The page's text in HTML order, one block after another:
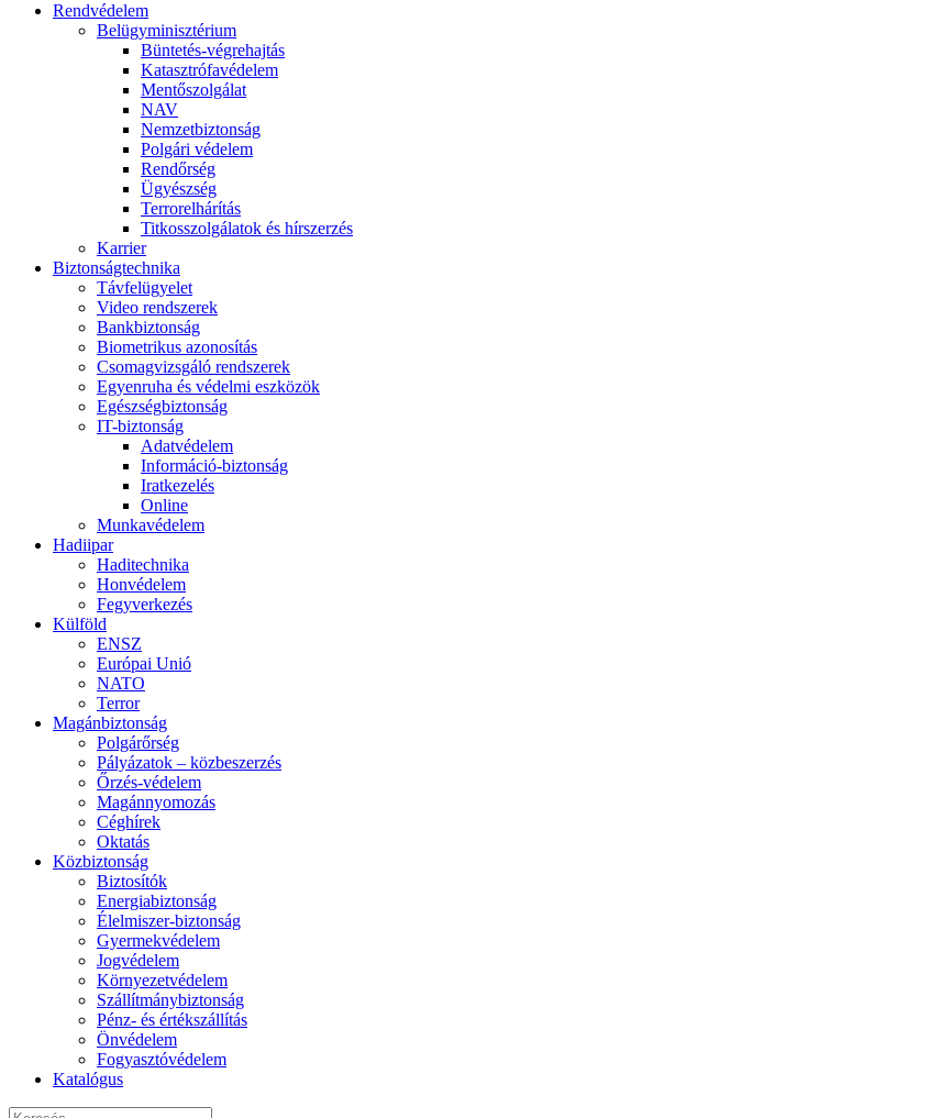
Rendvédelem
Belügyminisztérium
Büntetés-végrehajtás
Katasztrófavédelem
Mentőszolgálat
NAV
Nemzetbiztonság
Polgári védelem
Rendőrség
Ügyészség
Terrorelhárítás
Titkosszolgálatok és hírszerzés
Karrier
Biztonságtechnika
Távfelügyelet
Video rendszerek
Bankbiztonság
Biometrikus azonosítás
Csomagvizsgáló rendszerek
Egyenruha és védelmi eszközök
Egészségbiztonság
IT-biztonság
Adatvédelem
Információ-biztonság
Iratkezelés
Online
Munkavédelem
Hadiipar
Haditechnika
Honvédelem
Fegyverkezés
Külföld
ENSZ
Európai Unió
NATO
Terror
Magánbiztonság
Polgárőrség
Pályázatok – közbeszerzés
Őrzés-védelem
Magánnyomozás
Céghírek
Oktatás
Közbiztonság
Biztosítók
Energiabiztonság
Élelmiszer-biztonság
Gyermekvédelem
Jogvédelem
Környezetvédelem
Szállítmánybiztonság
Pénz- és értékszállítás
Önvédelem
Fogyasztóvédelem
Katalógus